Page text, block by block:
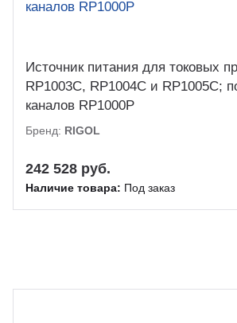
Источник питания для токовых
RP1003C, RP1004C и RP1005C;
каналов RP1000P
Бренд: RIGOL
242 528 руб.
Наличие товара: Под заказ